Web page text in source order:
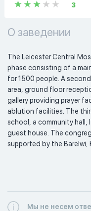
3
О заведении
The Leicester Central
phase consisting of a
for 1500 people. A
area, ground floor
gallery providing prayer
ablution facilities. The
school, a community hall,
guest house. The
supported by the Barelwi,
Мы не несем